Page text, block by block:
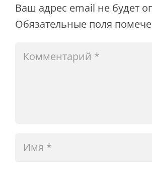
Ваш адрес email не будет
Обязательные поля